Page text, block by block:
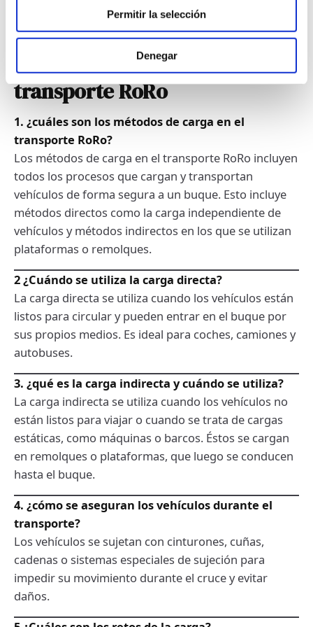
Permitir la selección
Denegar
RoRo moderno está estableciendo nuevos
estándares en logística.
FAQ - Métodos de carga en el
transporte RoRo
1. ¿cuáles son los métodos de carga en el
transporte RoRo?
Los métodos de carga en el transporte RoRo incluyen
todos los procesos que cargan y transportan
vehículos de forma segura a un buque. Esto incluye
métodos directos como la carga independiente de
vehículos y métodos indirectos en los que se utilizan
plataformas o remolques.
2 ¿Cuándo se utiliza la carga directa?
La carga directa se utiliza cuando los vehículos están
listos para circular y pueden entrar en el buque por
sus propios medios. Es ideal para coches, camiones y
autobuses.
3. ¿qué es la carga indirecta y cuándo se utiliza?
La carga indirecta se utiliza cuando los vehículos no
están listos para viajar o cuando se trata de cargas
estáticas, como máquinas o barcos. Éstos se cargan
en remolques o plataformas, que luego se conducen
hasta el buque.
4. ¿cómo se aseguran los vehículos durante el
transporte?
Los vehículos se sujetan con cinturones, cuñas,
cadenas o sistemas especiales de sujeción para
impedir su movimiento durante el cruce y evitar
daños.